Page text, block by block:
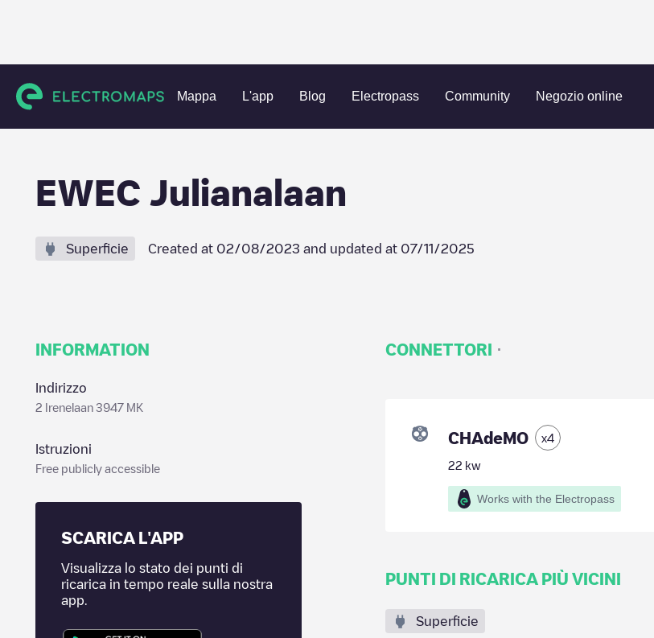
Mappa L'app Blog Electropass Community Negozio online
Charging stations Paesi Bassi Wijk bij Duurstede Langbroek EWEC Julianalaan
EWEC Julianalaan
Superficie Created at 02/08/2023 and updated at 07/11/2025
INFORMATION
Indirizzo
2 Irenelaan 3947 MK
Istruzioni
Free publicly accessible
SCARICA L'APP
Visualizza lo stato dei punti di
ricarica in tempo reale sulla nostra
app.
CONNETTORI ·
CHAdeMO x4
22 kw
Works with the Electropass
PUNTI DI RICARICA PIÙ VICINI
Superficie